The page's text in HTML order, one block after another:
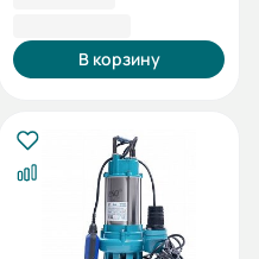
В корзину